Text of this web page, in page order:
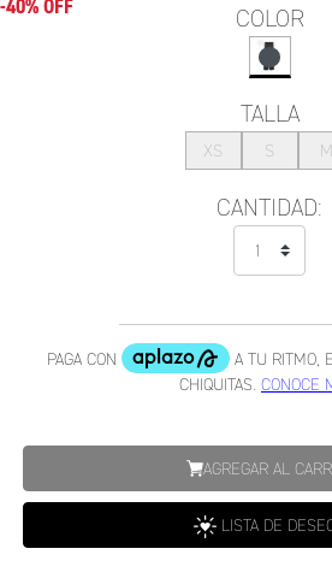
-40% OFF COLOR
TALLA
XS S M
CANTIDAD:
AGREGAR AL
LISTA DE